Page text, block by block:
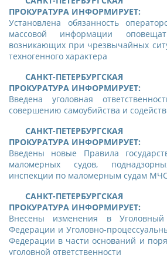
ПРОКУРАТУРА ИНФОРМИРУЕТ:
Установлена обязанность
массовой информации
возникающих при чрезвычайных
техногенного характера
САНКТ-ПЕТЕРБУРГСКАЯ
ПРОКУРАТУРА ИНФОРМИРУЕТ:
Введена уголовная
совершению самоубийства и
CАНКТ-ПЕТЕРБУРГСКАЯ
ПРОКУРАТУРА ИНФОРМИРУЕТ:
Введены новые Правила
маломерных судов,
инспекции по маломерным судам
CАНКТ-ПЕТЕРБУРГСКАЯ
ПРОКУРАТУРА ИНФОРМИРУЕТ:
Внесены изменения в Уголовный
Федерации и Уголовно-
Федерации в части оснований и
уголовной ответственности